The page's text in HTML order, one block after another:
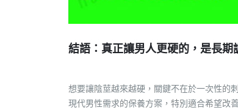
結語：真正讓男人更硬的，是長期
想要讓陰莖越來越硬，關鍵不在於一次性的
現代男性需求的保養方案，特別適合希望改